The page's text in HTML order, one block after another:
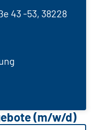
43 -53, 38228
(m/w/d)